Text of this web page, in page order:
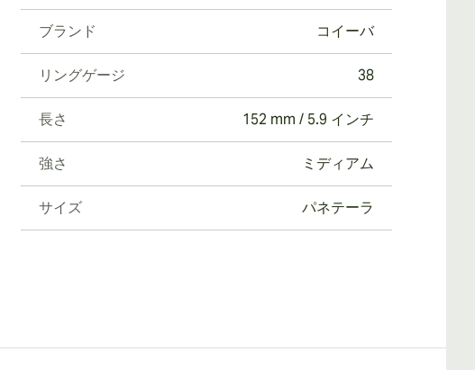
ブランド コイーバ
リングゲージ 38
長さ 152 mm / 5.9 インチ
強さ ミディアム
サイズ パネテーラ